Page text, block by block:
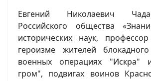
Евгений Николаевич
Российского общества
исторических наук,
героизме жителей
военных операциях "Искра"
гром", подвигах воинов